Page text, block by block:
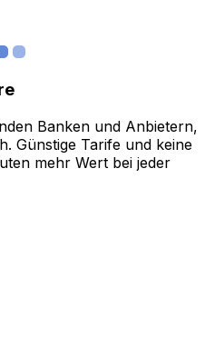
Banken und Anbietern,
Günstige Tarife und keine
mehr Wert bei jeder